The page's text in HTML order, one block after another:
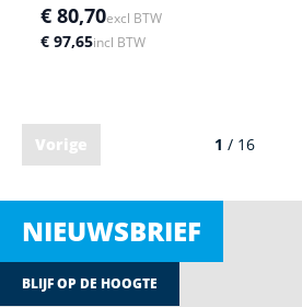
€ 80,70excl BTW
€ 97,65incl BTW
Vorige 1 / 16
NIEUWSBRIEF
BLIJF OP DE HOOGTE